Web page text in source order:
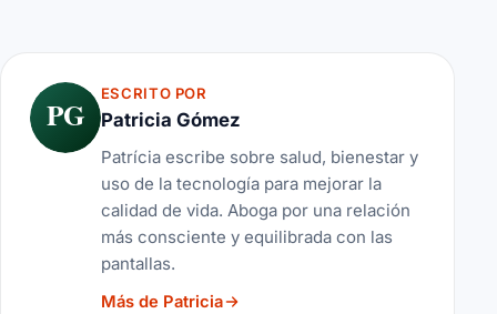
PG
ESCRITO POR
Patricia Gómez
Patrícia escribe sobre salud, bienestar y
uso de la tecnología para mejorar la
calidad de vida. Aboga por una relación
más consciente y equilibrada con las
pantallas.
Más de Patricia